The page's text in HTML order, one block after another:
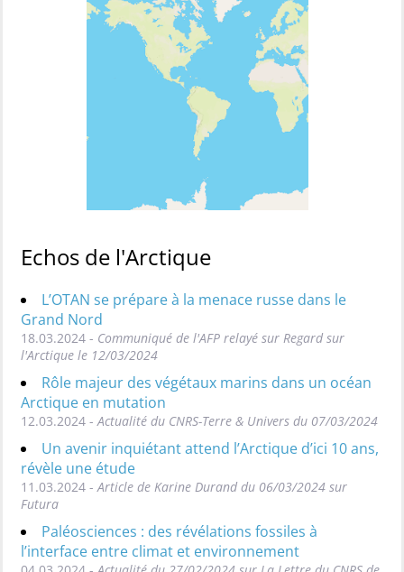
Echos de l'Arctique
L’OTAN se prépare à la menace russe dans le
Grand Nord
18.03.2024 - Communiqué de l'AFP relayé sur Regard sur
l'Arctique le 12/03/2024
Rôle majeur des végétaux marins dans un océan
Arctique en mutation
12.03.2024 - Actualité du CNRS-Terre & Univers du 07/03/2024
Un avenir inquiétant attend l’Arctique d’ici 10 ans,
révèle une étude
11.03.2024 - Article de Karine Durand du 06/03/2024 sur
Futura
Paléosciences : des révélations fossiles à
l’interface entre climat et environnement